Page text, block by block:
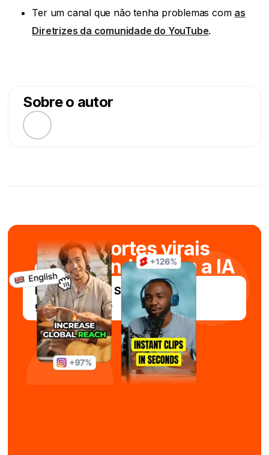
Ter um canal que não tenha problemas com as
Diretrizes da comunidade do YouTube.
Sobre o autor
Crie cortes virais
em segundos com a IA
Experimente o Submagic
gratuitamente